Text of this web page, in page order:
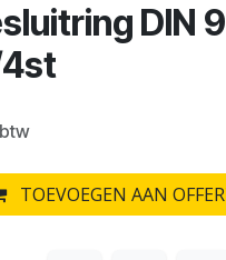
DIN
TOEVOEGEN AAN